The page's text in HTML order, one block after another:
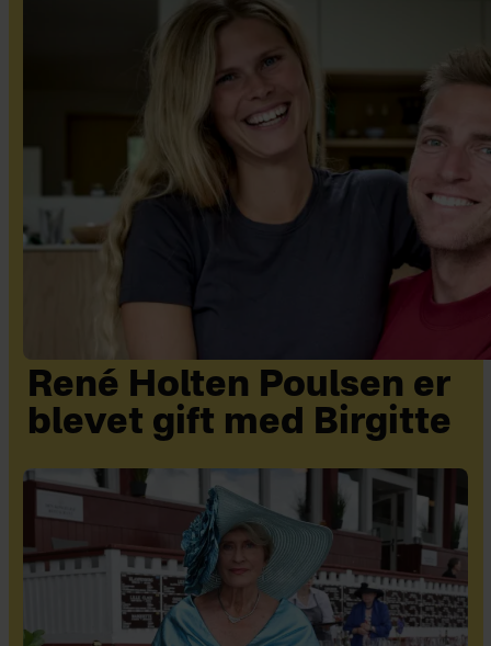
René Holten Poulsen er
blevet gift med Birgitte